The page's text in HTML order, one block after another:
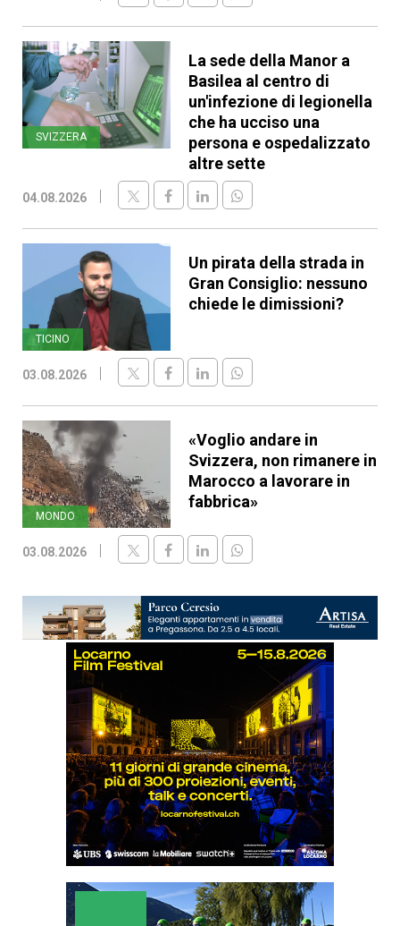
SVIZZERA
La sede della Manor a
Basilea al centro di
un'infezione di legionella
che ha ucciso una
persona e ospedalizzato
altre sette
04.08.2026
TICINO
Un pirata della strada in
Gran Consiglio: nessuno
chiede le dimissioni?
03.08.2026
MONDO
«Voglio andare in
Svizzera, non rimanere in
Marocco a lavorare in
fabbrica»
03.08.2026